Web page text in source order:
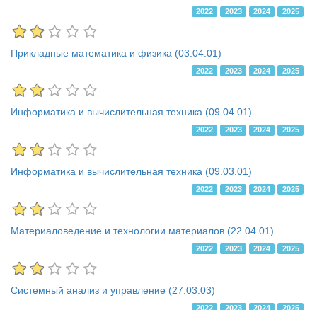
2022 2023 2024 2025
Прикладные математика и физика (03.04.01)
2022 2023 2024 2025
Информатика и вычислительная техника (09.04.01)
2022 2023 2024 2025
Информатика и вычислительная техника (09.03.01)
2022 2023 2024 2025
Материаловедение и технологии материалов (22.04.01)
2022 2023 2024 2025
Системный анализ и управление (27.03.03)
2022 2023 2024 2025